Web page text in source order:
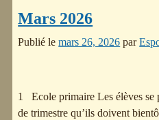
Mars 2026
Publié lemars 26, 2026 par
1 Ecole primaire Les élèves se
de trimestre qu’ils doivent